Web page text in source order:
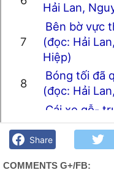
Hải Lan,
Bên bờ vực
(đọc: Hải
Hiệp)
Bóng tối đã
(đọc: Hải
Cái xe gỗ-
Cầm tờ lịch
(ngâm: Lan
Chút gì để nhớ!
Share
COMMENTS G+/FB: